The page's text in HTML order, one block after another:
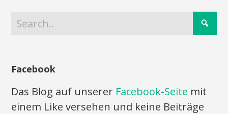
Facebook
Das Blog auf unserer Facebook-Seite mit
einem Like versehen und keine Beiträge